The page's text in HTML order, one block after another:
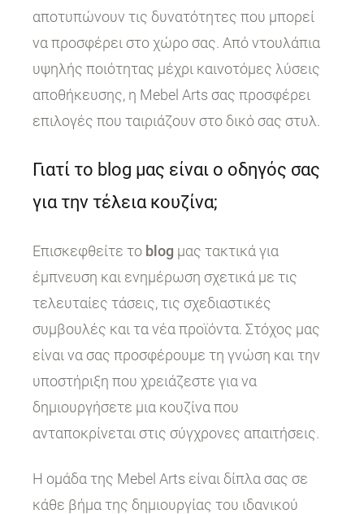
αποτυπώνουν τις δυνατότητες που μπορεί
να προσφέρει στο χώρο σας. Από ντουλάπια
υψηλής ποιότητας μέχρι καινοτόμες λύσεις
αποθήκευσης, η Mebel Arts σας προσφέρει
επιλογές που ταιριάζουν στο δικό σας στυλ.
Γιατί το blog μας είναι ο οδηγός σας
για την τέλεια κουζίνα;
Επισκεφθείτε το blog μας τακτικά για
έμπνευση και ενημέρωση σχετικά με τις
τελευταίες τάσεις, τις σχεδιαστικές
συμβουλές και τα νέα προϊόντα. Στόχος μας
είναι να σας προσφέρουμε τη γνώση και την
υποστήριξη που χρειάζεστε για να
δημιουργήσετε μια κουζίνα που
ανταποκρίνεται στις σύγχρονες απαιτήσεις.
Η ομάδα της Mebel Arts είναι δίπλα σας σε
κάθε βήμα της δημιουργίας του ιδανικού